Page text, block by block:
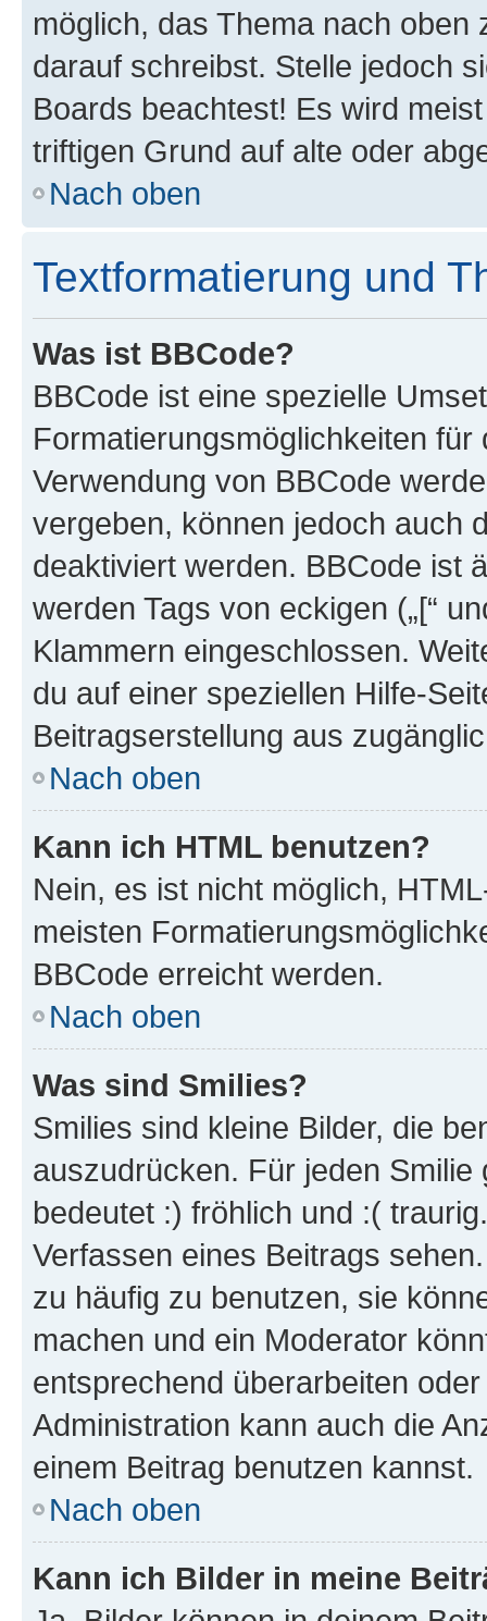
möglich, das Thema nach oben
darauf schreibst. Stelle jedoch
Boards beachtest! Es wird
triftigen Grund auf alte oder
Nach oben
Textformatierung und
Was ist BBCode?
BBCode ist eine spezielle
Formatierungsmöglichkeiten
Verwendung von BBCode
vergeben, können jedoch auch
deaktiviert werden. BBCode ist
werden Tags von eckigen („[“
Klammern eingeschlossen.
du auf einer speziellen Hilfe-
Beitragserstellung aus
Nach oben
Kann ich HTML benutzen?
Nein, es ist nicht möglich,
meisten
BBCode erreicht werden.
Nach oben
Was sind Smilies?
Smilies sind kleine Bilder, die
auszudrücken. Für jeden
bedeutet :) fröhlich und :(
Verfassen eines Beitrags
zu häufig zu benutzen, sie
machen und ein Moderator
entsprechend überarbeiten
Administration kann auch die
einem Beitrag benutzen kannst.
Nach oben
Kann ich Bilder in meine